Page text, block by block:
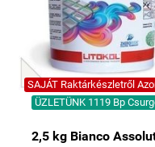
SAJÁT Raktárkészletről
ÜZLETÜNK 1119 Bp
2,5 kg Bianco